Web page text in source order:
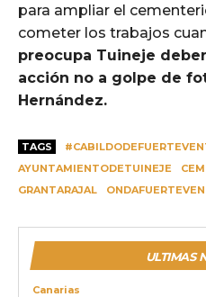
para ampliar el
cometer los trabajos
preocupa Tuineje
acción no a golpe de
Hernández.
TAGS
AYUNTAMIENTODETUINEJE
GRANTARAJAL
ULTIMAS
Canarias